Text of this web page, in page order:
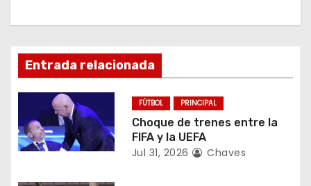
c
i
ó
d
Entrada relacionada
FÚTBOL PRINCIPAL
Choque de trenes entre la
FIFA y la UEFA
Jul 31, 2026 Chaves